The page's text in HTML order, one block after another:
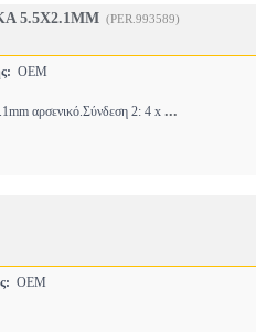
5.5X2.1MM (PER.993589)
OEM
αρσενικό.Σύνδεση 2: 4 x ...
OEM